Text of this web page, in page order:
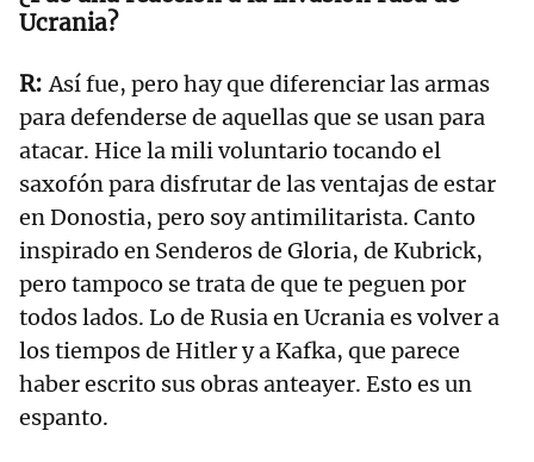
Ucrania?
Así fue, pero hay que diferenciar las armas
para defenderse de aquellas que se usan para
atacar. Hice la mili voluntario tocando el
saxofón para disfrutar de las ventajas de estar
en Donostia, pero soy antimilitarista. Canto
inspirado en Senderos de Gloria, de Kubrick,
pero tampoco se trata de que te peguen por
todos lados. Lo de Rusia en Ucrania es volver a
los tiempos de Hitler y a Kafka, que parece
haber escrito sus obras anteayer. Esto es un
espanto.